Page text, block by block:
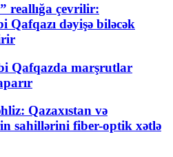
reallığa çevrilir:
Qafqazı dəyişə biləcək
Qafqazda marşrutlar
Qazaxıstan və
sahillərini fiber-optik xətlə